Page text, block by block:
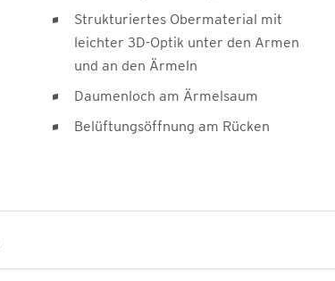
Strukturiertes Obermaterial mit
leichter 3D-Optik unter den Armen
und an den Ärmeln
Daumenloch am Ärmelsaum
Belüftungsöffnung am Rücken